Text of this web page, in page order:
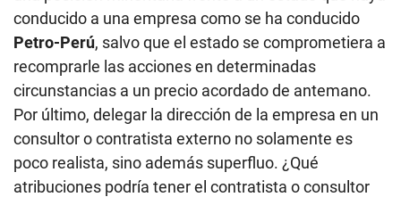
conducido a una empresa como se ha conducido
Petro-Perú, salvo que el estado se comprometiera a
recomprarle las acciones en determinadas
circunstancias a un precio acordado de antemano.
Por último, delegar la dirección de la empresa en un
consultor o contratista externo no solamente es
poco realista, sino además superfluo. ¿Qué
atribuciones podría tener el contratista o consultor